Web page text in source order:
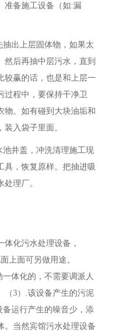
准备施工设备（如:漏
出上层固体物，如果太
后再抽中层污水，直到
较赢的话，也是和上层一
过程中，要保持干净卫
物。如有碰到大块油垢和
入袋子里面。
井盖，冲洗清理施工现
具，恢复原样。把抽进吸
理厂。
化污水处理设备，
上面可另做用途。
一体化的，不需要调派人
（3）.该设备产生的污泥
运行产生的噪音少，添
。当然宾馆污水处理设备